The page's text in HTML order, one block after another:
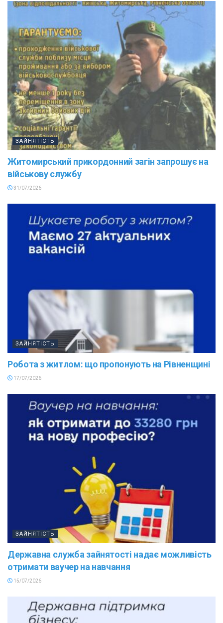
ЗАЙНЯТІСТЬ
Житомирський прикордонний загін запрошує на
військову службу
31/07/2026
ЗАЙНЯТІСТЬ
Робота з житлом: що пропонують на Рівненщині
17/07/2026
ЗАЙНЯТІСТЬ
Державна служба зайнятості надає можливість
отримати ваучер на навчання
15/07/2026